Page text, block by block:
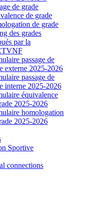
de grade
de grade
de grade
des grades
par la
passage de
externe 2025-2026
passage de
interne 2025-2026
équivalence
2025-2026
homologation
2025-2026
Sportive
connections